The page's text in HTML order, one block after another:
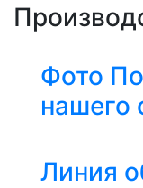
Фото
нашего
Линия